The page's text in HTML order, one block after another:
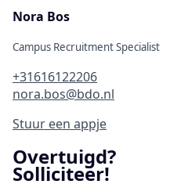
Nora Bos
Campus Recruitment Specialist
+31616122206
nora.bos@bdo.nl
Stuur een appje
Overtuigd?
Solliciteer!